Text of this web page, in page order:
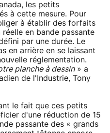
, les petits
à cette mesure. Pour
à établir des forfaits
en bande passante
par une durée. Le
en arrière en se laissant
réglementation.
planche à dessin» a
de l'Industrie, Tony
le fait que ces petits
d'une réduction de 15
passante des « grands